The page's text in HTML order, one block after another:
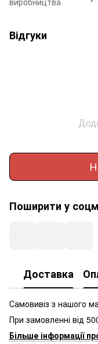
Відгуки
Поширити у
Доставка
Самовивіз з нашого
При замовленні від
Більше інформації